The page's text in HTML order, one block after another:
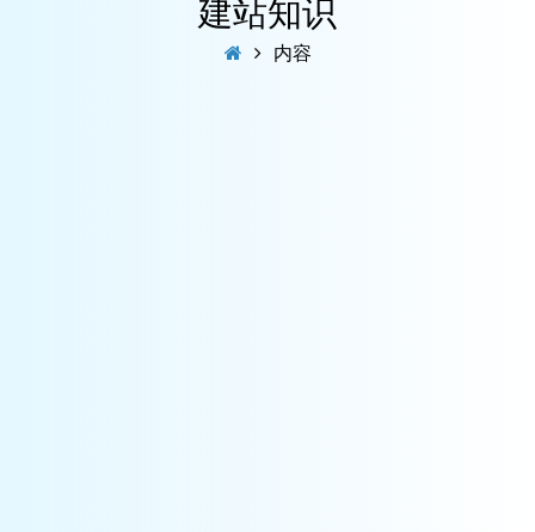
建站知识
内容